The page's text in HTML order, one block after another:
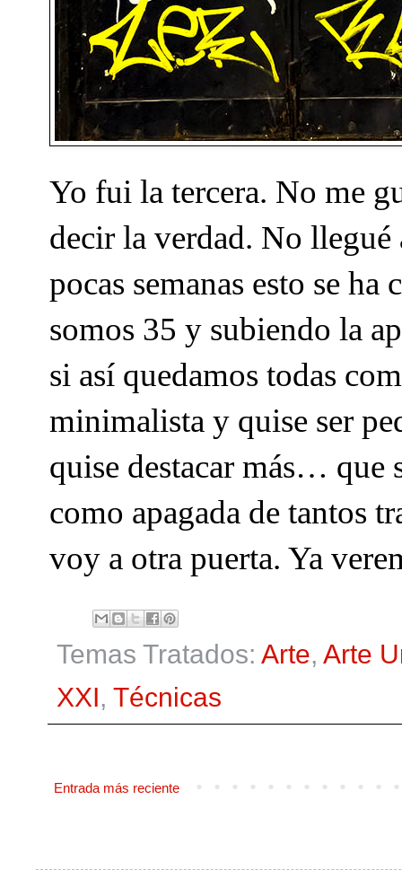
Yo fui la tercera. No me
decir la verdad. No
pocas semanas esto se
somos 35 y subiendo la
si así quedamos todas
minimalista y quise ser
quise destacar más… que
como apagada de tantos
voy a otra puerta. Ya
Temas Tratados: Arte, Arte
XXI, Técnicas
Entrada más reciente